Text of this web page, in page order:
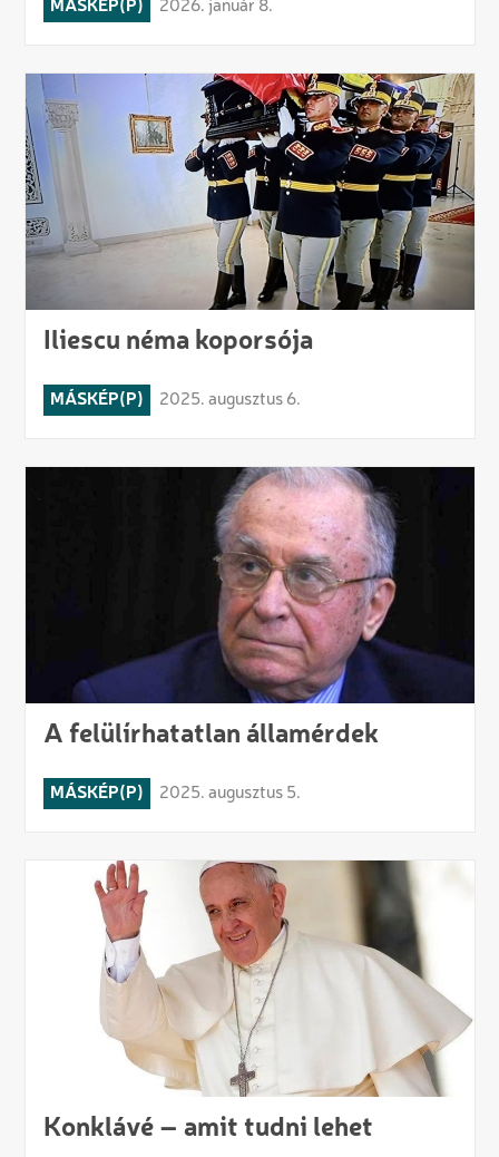
MÁSKÉP(P) 2026. január 8.
Iliescu néma koporsója
MÁSKÉP(P) 2025. augusztus 6.
A felülírhatatlan államérdek
MÁSKÉP(P) 2025. augusztus 5.
Konklávé – amit tudni lehet